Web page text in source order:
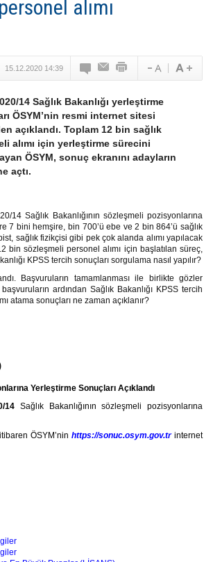
alımı
15.12.2020 14:39
14 Sağlık Bakanlığı yerleştirme
ÖSYM’nin resmi internet sitesi
açıklandı. Toplam 12 bin sağlık
alımı için yerleştirme sürecini
ÖSYM, sonuç ekranını adayların
açtı.
14 Sağlık Bakanlığının sözleşmeli pozisyonlarına
7 bini hemşire, bin 700’ü ebe ve 2 bin 864’ü sağlık
sağlık fizikçisi gibi pek çok alanda alımı yapılacak
bin sözleşmeli personel alımı için başlatılan süreç,
KPSS tercih sonuçları sorgulama nasıl yapılır?
Başvuruların tamamlanması ile birlikte gözler
ardından Sağlık Bakanlığı KPSS tercih
atama sonuçları ne zaman açıklanır?
Yerleştirme Sonuçları Açıklandı
14Sağlık Bakanlığının sözleşmeli pozisyonlarına
itibaren ÖSYM’nin https://sonuc.osym.gov.tr internet